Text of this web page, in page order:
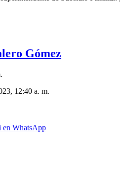
Gómez
12:40 a. m.
en WhatsApp